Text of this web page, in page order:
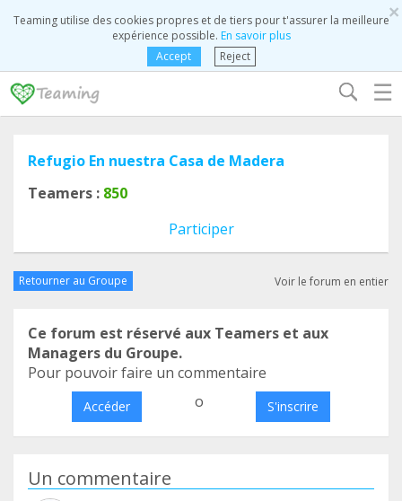
×
Teaming utilise des cookies propres et de tiers pour t'assurer la meilleure
expérience possible. En savoir plus
Accept
Reject
☰
Refugio En nuestra Casa de Madera
Teamers : 850
Participer
Retourner au Groupe Voir le forum en entier
Ce forum est réservé aux Teamers et aux
Managers du Groupe.
Pour pouvoir faire un commentaire
Accéder o S'inscrire
Un commentaire